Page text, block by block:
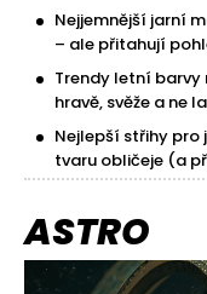
Nejjemnější jarní
– ale přitahují
Trendy letní
hravě, svěže a ne
Nejlepší střihy pro
tvaru obličeje (a
ASTRO